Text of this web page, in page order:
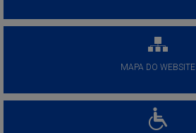
MAPA DO WEBSITE